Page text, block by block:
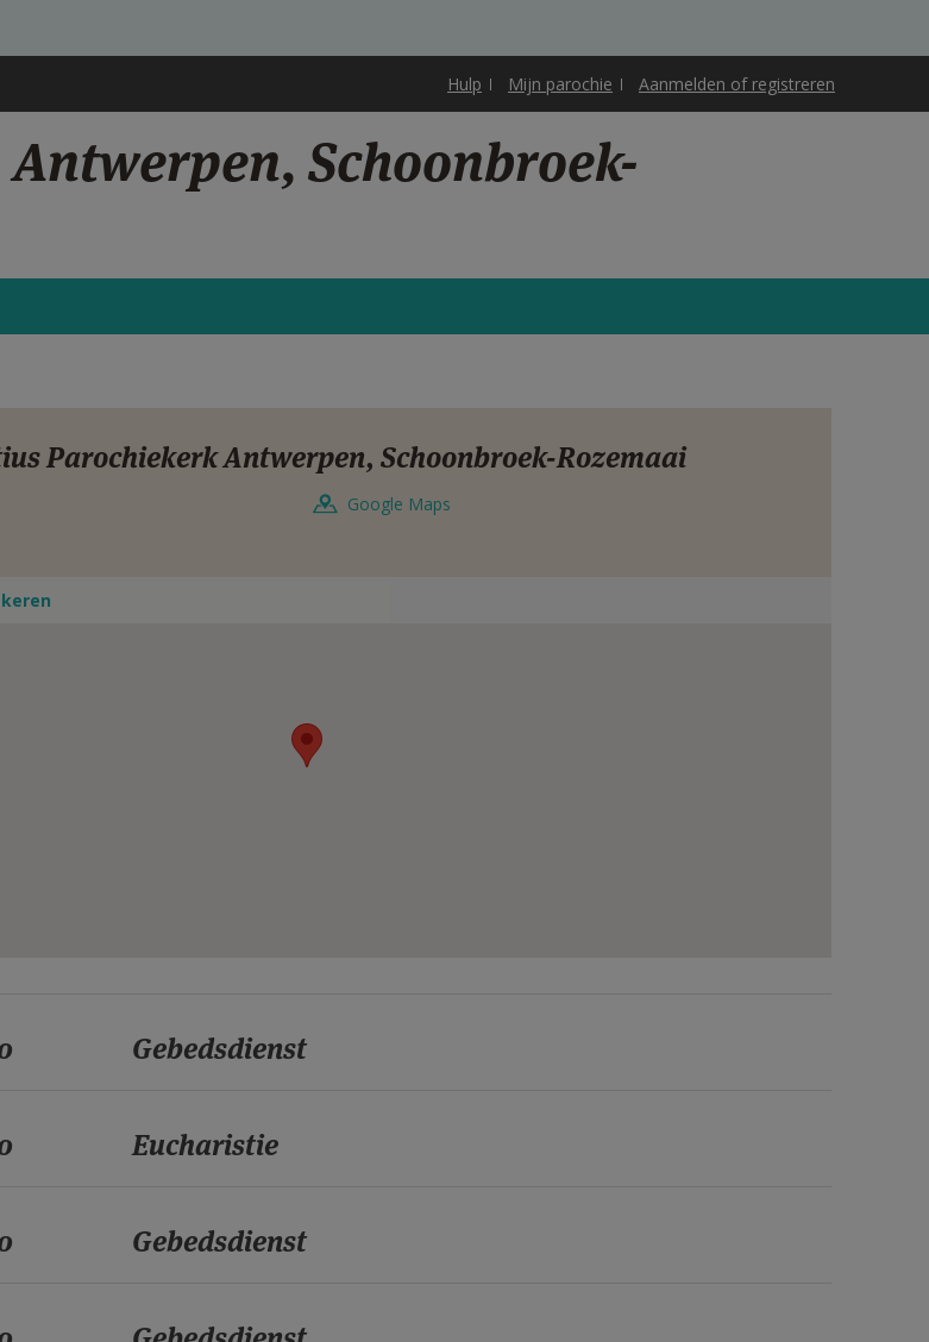
Hulp Mijn parochie Aanmelden of registreren
Schoonbroek-
Parochiekerk Antwerpen, Schoonbroek-Rozemaai
Google Maps
Gebedsdienst
Eucharistie
Gebedsdienst